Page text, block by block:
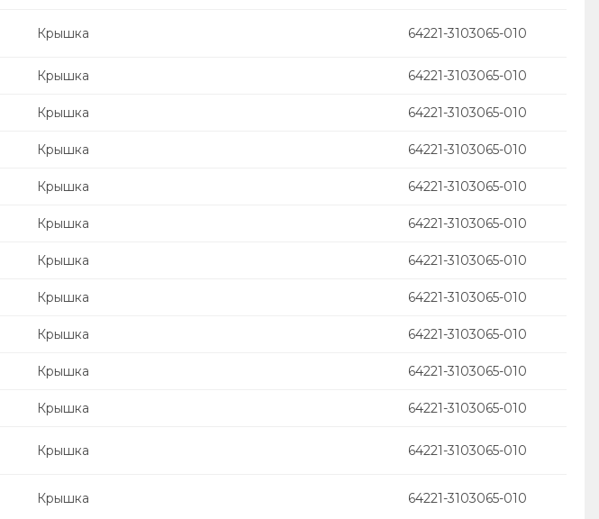
Крышка 64221-3103065-010
Крышка 64221-3103065-010
Крышка 64221-3103065-010
Крышка 64221-3103065-010
Крышка 64221-3103065-010
Крышка 64221-3103065-010
Крышка 64221-3103065-010
Крышка 64221-3103065-010
Крышка 64221-3103065-010
Крышка 64221-3103065-010
Крышка 64221-3103065-010
Крышка 64221-3103065-010
Крышка 64221-3103065-010